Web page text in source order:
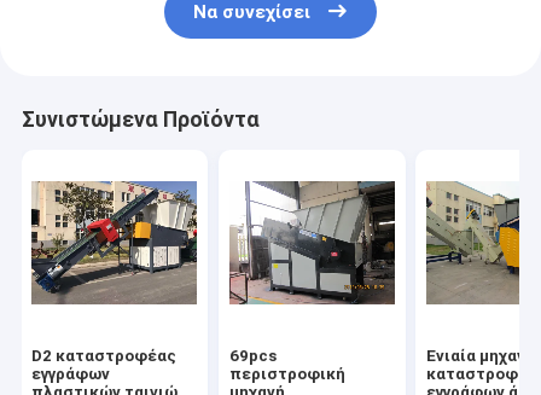
Να συνεχίσει
Συνιστώμενα Προϊόντα
D2 καταστροφέας
εγγράφων
69pcs
περιστροφική
Ενιαία μηχανή